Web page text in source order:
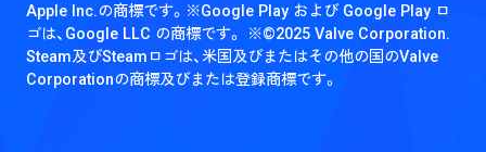
Apple Inc.の商標です。 ※Google Play および Google Play ロ
ゴは、Google LLC の商標です。
※©2025 Valve Corporation.
Steam及びSteamロゴは、米国及びまたはその他の国のValve
Corporationの商標及びまたは登録商標です。